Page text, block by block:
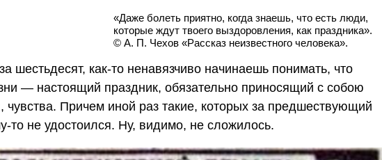
«Даже болеть приятно, когда знаешь, что есть люди,
которые ждут твоего выздоровления, как праздника».
© А. П. Чехов «Рассказ неизвестного человека».
шестьдесят, как-то ненавязчиво начинаешь понимать, что
— настоящий праздник, обязательно приносящий с собою
чувства. Причем иной раз такие, которых за предшествующий
то не удостоился. Ну, видимо, не сложилось.